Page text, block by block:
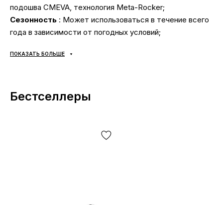
подошва CMEVA, технология Meta-Rocker;
Сезонность : Может использоваться в течение всего
года в зависимости от погодных условий;
компании «НОВАЯ ПОЧТА», никаких других вариантов
доставки — не предусмотрено! Оплата производится
комиссия за использование денежного перевода
ПОКАЗАТЬ БОЛЬШЕ
Бестселлеры